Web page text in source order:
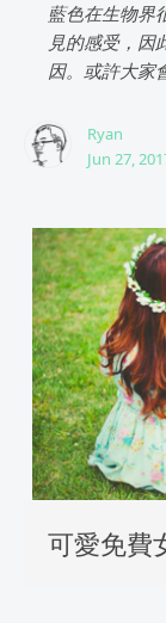
藍色在生物界
見的感受，因
因。或許大家
Ryan
Jun 27,
可愛免費